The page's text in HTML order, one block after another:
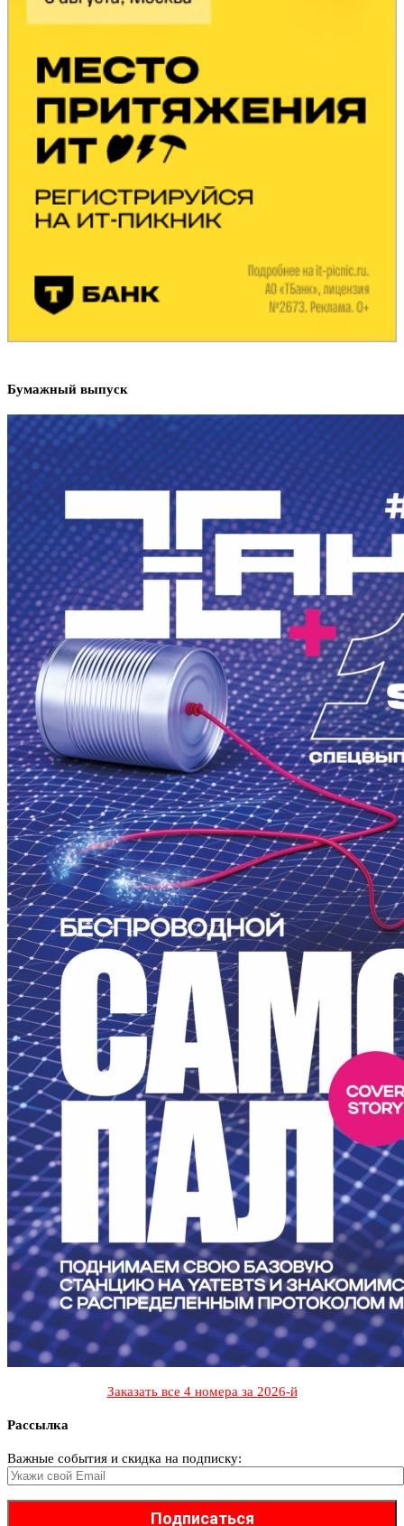
Бумажный выпуск
Заказать все 4 номера за 2026-й
Рассылка
Важные события и скидка на подписку: